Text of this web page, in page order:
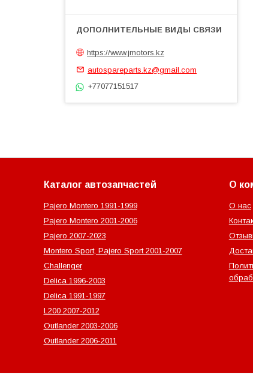
https://www.jmotors.kz
autospareparts.kz@gmail.com
+77077151517
Каталог автозапчастей
Pajero Montero 1991-1999
Pajero Montero 2001-2006
Pajero 2007-2023
Montero Sport, Pajero Sport 2001-2007
Challenger
Delica 1996-2003
Delica 1991-1997
L200 2007-2012
Outlander‎ 2003-2006
Outlander‎ 2006-2011
О
О нас